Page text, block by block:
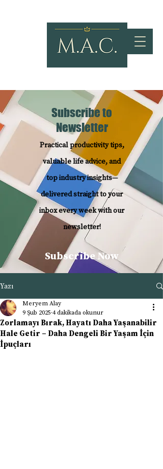
Subscribe to
Newsletter
Practical productivity tips,
valuable life advice, and
top industry insights—
delivered straight to your
inbox every week with our
newsletter!
Subscribe Now
Yazı
Zorlamayı Bırak, Hayatı Daha Yaşanabilir
Hale Getir – Daha Dengeli Bir Yaşam İçin
İpuçları
Meryem Alay
9 Şub 2025 4 dakikada okunur